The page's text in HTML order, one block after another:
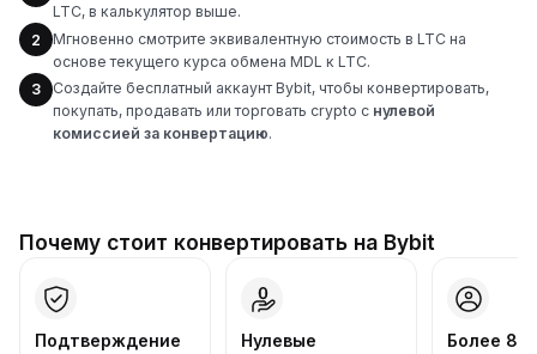
LTC, в калькулятор выше.
2
Мгновенно смотрите эквивалентную стоимость в LTC на
основе текущего курса обмена MDL к LTC.
3
Создайте бесплатный аккаунт Bybit, чтобы конвертировать,
покупать, продавать или торговать crypto с нулевой
комиссией за конвертацию.
Почему стоит конвертировать на Bybit
Подтверждение
Нулевые
Более 86